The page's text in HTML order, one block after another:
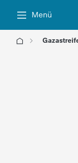
Menü